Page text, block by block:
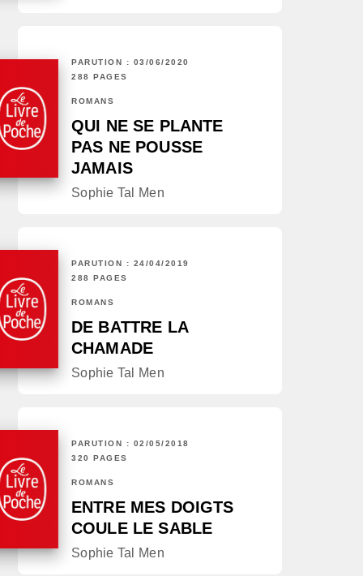
PARUTION : 03/06/2020
288 PAGES
ROMANS
QUI NE SE PLANTE
PAS NE POUSSE
JAMAIS
Sophie Tal Men
PARUTION : 24/04/2019
288 PAGES
ROMANS
DE BATTRE LA
CHAMADE
Sophie Tal Men
PARUTION : 02/05/2018
320 PAGES
ROMANS
ENTRE MES DOIGTS
COULE LE SABLE
Sophie Tal Men